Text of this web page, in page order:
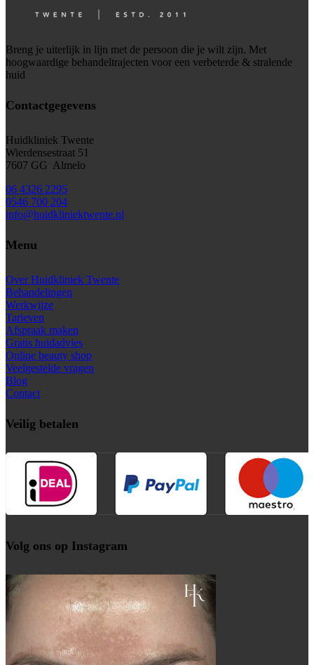
Breng je uiterlijk in lijn met de persoon die je wilt zijn. Met
hoogwaardige behandeltrajecten voor een verbeterde & stralende
huid
Contactgegevens
Huidkliniek Twente
Wierdensestraat 51
7607 GG Almelo
06 4326 2295
0546 700 204
info@huidkliniektwente.nl
Menu
Over Huidkliniek Twente
Behandelingen
Werkwijze
Tarieven
Afspraak maken
Gratis huidadvies
Online beauty shop
Veelgestelde vragen
Blog
Contact
Veilig betalen
Volg ons op Instagram